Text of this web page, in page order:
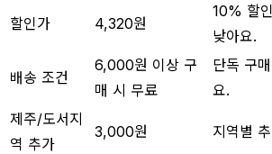
할인가 4,320원
10% 할
낮아요.
배송 조건
6,000원 이상 구
매 시 무료
단독 구
요.
제주/도서지
역 추가
3,000원 지역별